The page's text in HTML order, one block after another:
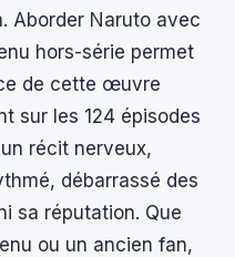
Aborder Naruto avec
hors-série permet
de cette œuvre
sur les 124 épisodes
récit nerveux,
débarrassé des
sa réputation. Que
ou un ancien fan,